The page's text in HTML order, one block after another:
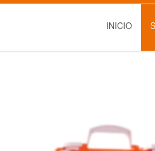
INICIO